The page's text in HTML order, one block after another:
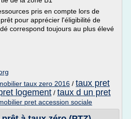
pris en compte lors de
pour apprécier l'éligibilité de
correspond toujours au plus élevé
taux zero 2016 / taux pret
logement / taux d un pret
pret accession sociale